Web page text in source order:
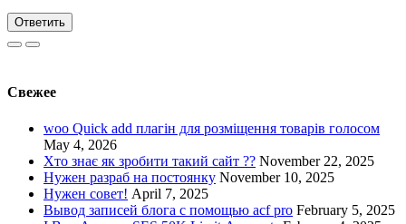
Ответить
Свежее
woo Quick add плагін для розміщення товарів голосом
May 4, 2026
Хто знає як зробити такий сайт ?? November 22, 2025
Нужен разраб на постоянку November 10, 2025
Нужен совет! April 7, 2025
Вывод записей блога с помощью acf pro February 5, 2025